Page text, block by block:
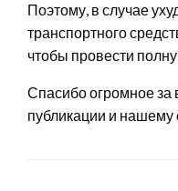
Поэтому, в случае
транспортного
чтобы провести
Спасибо огромное
публикации и нашему